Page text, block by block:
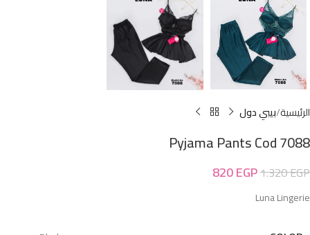
الرئيسية بيبي دول
Pyjama Pants Cod 7088
1.320EGP
820EGP
Luna Lingerie